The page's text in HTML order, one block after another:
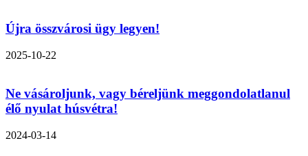
Újra összvárosi ügy legyen!
2025-10-22
Ne vásároljunk, vagy béreljünk meggondolatlanul
élő nyulat húsvétra!
2024-03-14